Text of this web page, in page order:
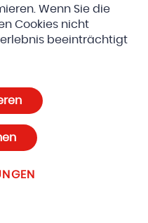
Wenn Sie die
Cookies nicht
beeinträchtigt